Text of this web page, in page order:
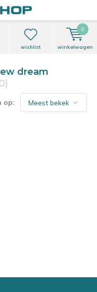
wishlist winkelwagen
0
dream
op: